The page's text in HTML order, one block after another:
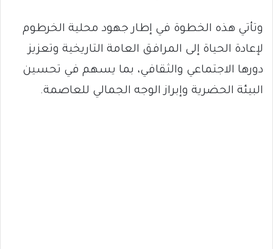
وتأتي هذه الخطوة في إطار جهود محلية الخرطوم
لإعادة الحياة إلى المرافق العامة التاريخية وتعزيز
دورها الاجتماعي والثقافي، بما يسهم في تحسين
البيئة الحضرية وإبراز الوجه الجمالي للعاصمة.